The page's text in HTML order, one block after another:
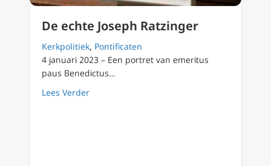
De echte Joseph Ratzinger
Kerkpolitiek, Pontificaten
4 januari 2023 – Een portret van emeritus
paus Benedictus…
Lees Verderabout De echte Joseph Ratzinger